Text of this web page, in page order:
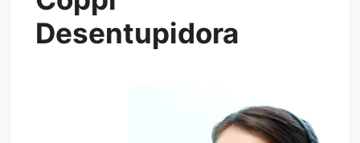
Desentupidora